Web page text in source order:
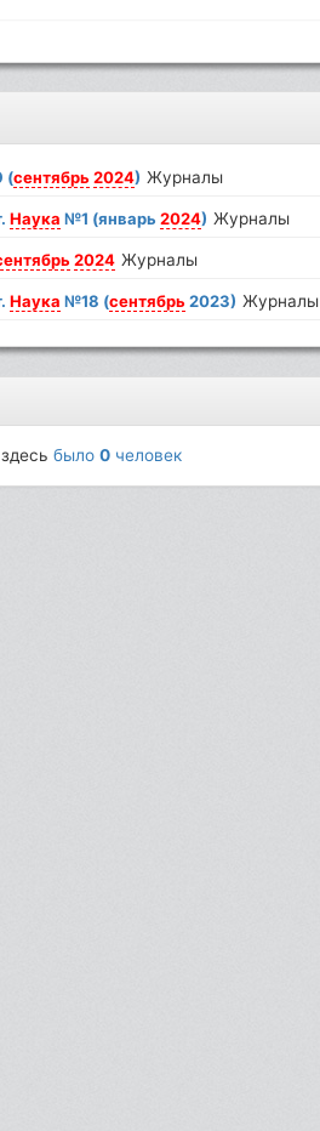
(сентябрь 2024) Журналы
Наука №1 (январь2024) Журналы
2024 Журналы
Наука №18 (сентябрь 2023) Журналы
здесьбыло0 человек